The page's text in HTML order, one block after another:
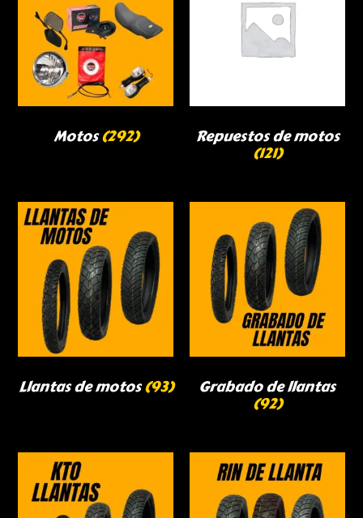
Motos(292) Repuestos de motos
(121)
Llantas de motos(93) Grabado de llantas
(92)